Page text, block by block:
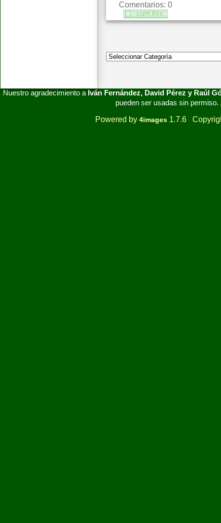
Comentarios: 0
Nuestro agradecimiento a Iván Fernández, David Pérez y Raúl
pueden ser usadas sin permiso.
Powered by 4images 1.7.6